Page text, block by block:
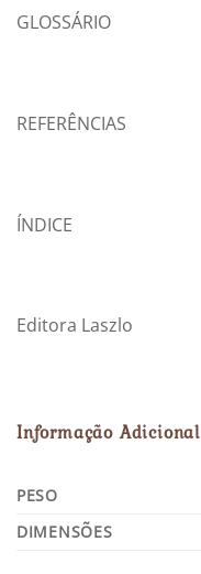
GLOSSÁRIO
REFERÊNCIAS
ÍNDICE
Editora Laszlo
Informação Adicional
PESO
DIMENSÕES